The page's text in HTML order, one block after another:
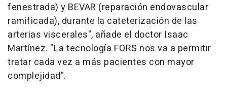
fenestrada) y BEVAR (reparación endovascular
ramificada), durante la cateterización de las
arterias viscerales", añade el doctor Isaac
Martínez. "La tecnología FORS nos va a permitir
tratar cada vez a más pacientes con mayor
complejidad".